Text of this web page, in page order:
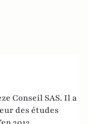
Conseil SAS. Il a
des études